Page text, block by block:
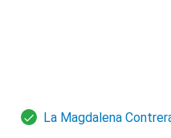
La Magdalena